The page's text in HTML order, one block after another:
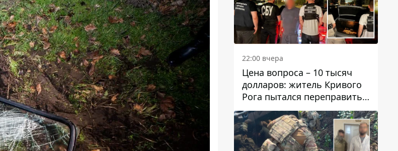
22:00 вчера
Цена вопроса – 10 тысяч
долларов: житель Кривого
Рога пытался переправить
мужчину в Словакию